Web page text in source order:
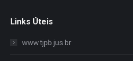
Links Úteis
www.tjpb.jus.br